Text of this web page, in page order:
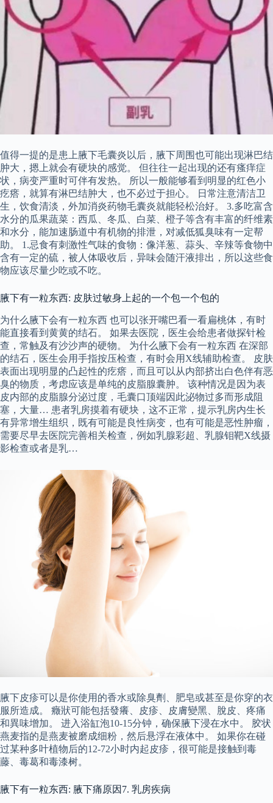
值得一提的是患上腋下毛囊炎以后，腋下周围也可能出现淋巴结
肿大，摁上就会有硬块的感觉。 但往往一起出现的还有瘙痒症
状，病变严重时可伴有发热。 所以一般能够看到明显的红色小
疙瘩，就算有淋巴结肿大，也不必过于担心。 日常注意清洁卫
生，饮食清淡，外加消炎药物毛囊炎就能轻松治好。 3.多吃富含
水分的瓜果蔬菜：西瓜、冬瓜、白菜、橙子等含有丰富的纤维素
和水分，能加速肠道中有机物的排泄，对减低狐臭味有一定帮
助。 1.忌食有刺激性气味的食物：像洋葱、蒜头、辛辣等食物中
含有一定的硫，被人体吸收后，异味会随汗液排出，所以这些食
物应该尽量少吃或不吃。
腋下有一粒东西: 皮肤过敏身上起的一个包一个包的
为什么腋下会有一粒东西 也可以张开嘴巴看一看扁桃体，有时
能直接看到黄黄的结石。 如果去医院，医生会给患者做探针检
查，常触及有沙沙声的硬物。 为什么腋下会有一粒东西 在深部
的结石，医生会用手指按压检查，有时会用X线辅助检查。 皮肤
表面出现明显的凸起性的疙瘩，而且可以从内部挤出白色伴有恶
臭的物质，考虑应该是单纯的皮脂腺囊肿。 该种情况是因为表
皮内部的皮脂腺分泌过度，毛囊口顶端因此泌物过多而形成阻
塞，大量… 患者乳房摸着有硬块，这不正常，提示乳房内生长
有异常增生组织，既有可能是良性病变，也有可能是恶性肿瘤，
需要尽早去医院完善相关检查，例如乳腺彩超、乳腺钼靶X线摄
影检查或者是乳…
腋下皮疹可以是你使用的香水或除臭劑、肥皂或甚至是你穿的衣
服所造成。 癥狀可能包括發癢、皮疹、皮膚變黑、脫皮、疼痛
和異味增加。 进入浴缸泡10-15分钟，确保腋下浸在水中。 胶状
燕麦指的是燕麦被磨成细粉，然后悬浮在液体中。 如果你在碰
过某种多叶植物后的12-72小时内起皮疹，很可能是接触到毒
藤、毒葛和毒漆树。
腋下有一粒东西: 腋下痛原因7. 乳房疾病